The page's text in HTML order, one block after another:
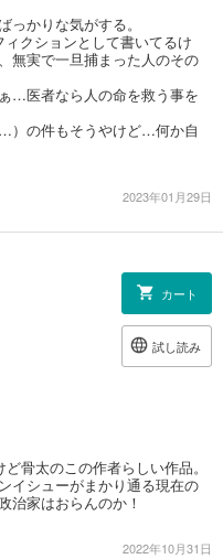
かりな気がする。
クションとして書いてるけ
無実で一旦捕まった人のその
…医者なら人の命を救う事を
）の件もそうやけど…何か自
2023年01月29日
カート
試し読み
骨太のこの作者らしい作品。
イシューがまかり通る現在の
治家はおらんのか！
2022年10月31日